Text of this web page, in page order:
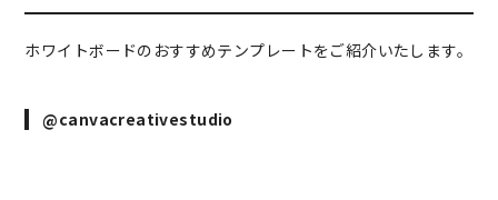
ホワイトボードのおすすめテンプレートをご紹介いたします。
@canvacreativestudio